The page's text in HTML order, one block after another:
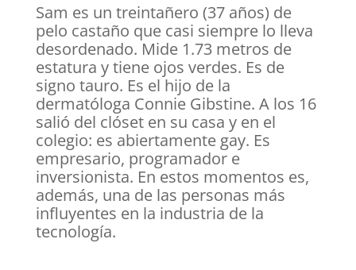
Sam es un treintañero (37 años) de
pelo castaño que casi siempre lo lleva
desordenado. Mide 1.73 metros de
estatura y tiene ojos verdes. Es de
signo tauro. Es el hijo de la
dermatóloga Connie Gibstine. A los 16
salió del clóset en su casa y en el
colegio: es abiertamente gay. Es
empresario, programador e
inversionista. En estos momentos es,
además, una de las personas más
influyentes en la industria de la
tecnología.